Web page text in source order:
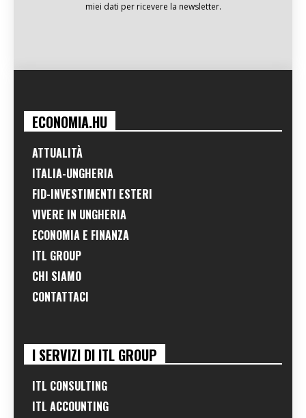
miei dati per ricevere la newsletter.
ECONOMIA.HU
ATTUALITÀ
ITALIA-UNGHERIA
FID-INVESTIMENTI ESTERI
VIVERE IN UNGHERIA
ECONOMIA E FINANZA
ITL GROUP
CHI SIAMO
CONTATTACI
I SERVIZI DI ITL GROUP
ITL CONSULTING
ITL ACCOUNTING